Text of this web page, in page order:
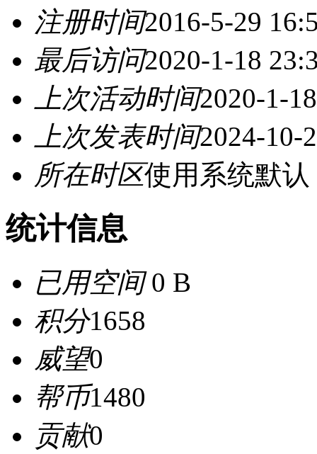
注册时间2016-5-29
最后访问2020-1-18
上次活动时间2020-1-
上次发表时间2024-10-
所在时区使用系统默认
统计信息
已用空间0 B
积分1658
威望0
帮币1480
贡献0